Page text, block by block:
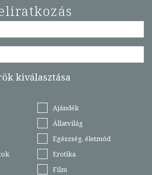
kiválasztása
Ajándék
Állatvilág
Egészség, életmód
Erotika
Film